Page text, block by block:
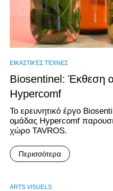
ΕΙΚΑΣΤΙΚΈΣ ΤΈΧΝΕΣ
Biosentinel: Έκθεση
Hypercomf
Το ερευνητικό έργο
ομάδας Hypercomf
χώρο TAVROS.
Περισσότερα
ARTS VISUELS